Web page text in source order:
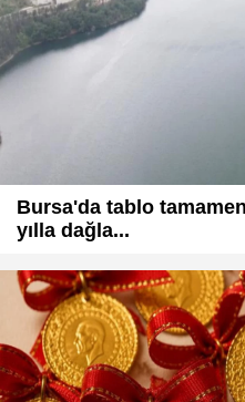
Bursa'da tablo
yılla dağla...